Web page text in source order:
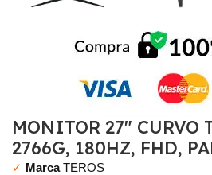
MONITOR 27″ CURVO
2766G, 180HZ, FHD,
✓ MarcaTEROS